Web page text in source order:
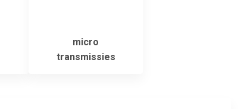
micro
transmissies